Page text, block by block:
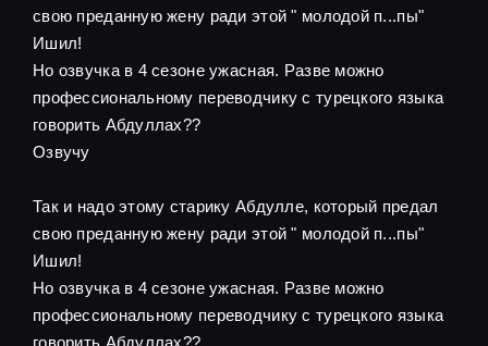
свою преданную жену ради этой " молодой п...пы"
Ишил!
Но озвучка в 4 сезоне ужасная. Разве можно
профессиональному переводчику с турецкого языка
говорить Абдуллах??
Озвучу
Так и надо этому старику Абдулле, который предал
свою преданную жену ради этой " молодой п...пы"
Ишил!
Но озвучка в 4 сезоне ужасная. Разве можно
профессиональному переводчику с турецкого языка
говорить Абдуллах??